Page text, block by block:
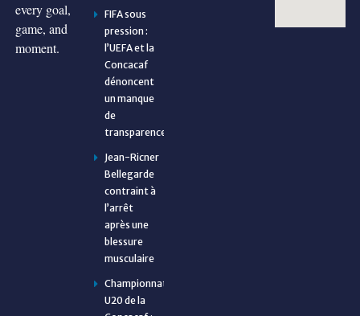
every goal,
game, and
moment.
FIFA sous
pression :
l’UEFA et la
Concacaf
dénoncent
un manque
de
transparence
Jean-Ricner
Bellegarde
contraint à
l’arrêt
après une
blessure
musculaire
Championnat
U20 de la